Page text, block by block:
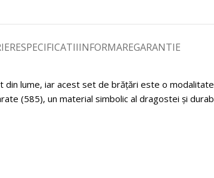
SPECIFICATIIINFORMAREGARANTIE
lume, iar acest set de brățări este o
(585), un material simbolic al dragostei și